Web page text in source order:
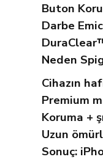
Buton
Darbe
Neden
Cihazın
Premium
Koruma +
Uzun
Sonuç: